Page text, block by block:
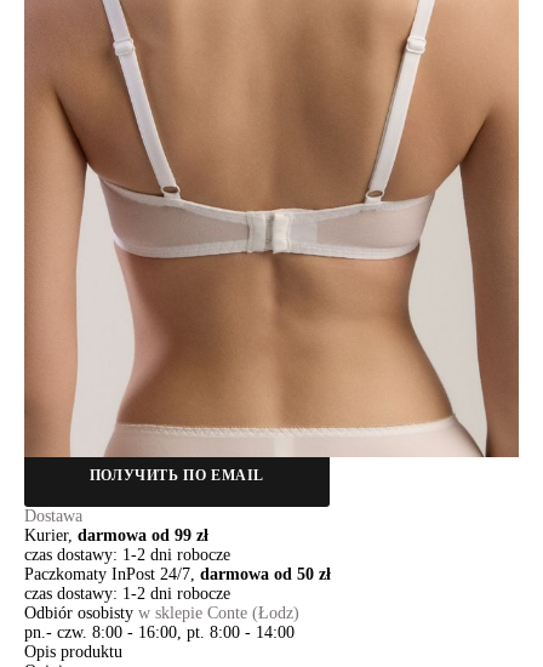
Tabela rozmiarów
DODAJ DO KOSZYKA
Jak złożyć zamówienie
POWIADOM MNIE O DOSTĘPNOŚCI
ПОЛУЧИТЬ ПО EMAIL
Dostawa
Kurier, darmowa od 99 zł
czas dostawy: 1-2 dni robocze
Paczkomaty InPost 24/7, darmowa od 50 zł
czas dostawy: 1-2 dni robocze
Odbiór osobisty w sklepie Conte (Łodz)
pn.- czw. 8:00 - 16:00, pt. 8:00 - 14:00
Opis produktu